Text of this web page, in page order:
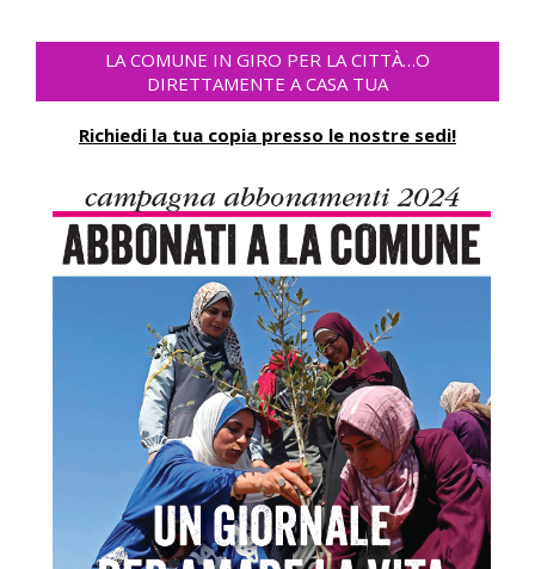
LA COMUNE IN GIRO PER LA CITTÀ…O
DIRETTAMENTE A CASA TUA
Richiedi la tua copia presso le nostre sedi!